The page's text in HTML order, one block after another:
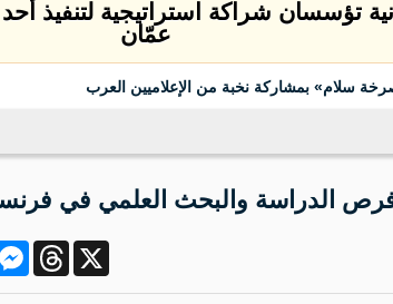
تؤسسان شراكة استراتيجية لتنفيذ
عمّان
سلام» بمشاركة نخبة من الإعلاميين العرب
الدراسة والبحث العلمي في
Threads X